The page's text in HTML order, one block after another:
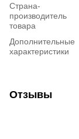
Страна-
производитель
товара
Дополнительные
характеристики
Отзывы